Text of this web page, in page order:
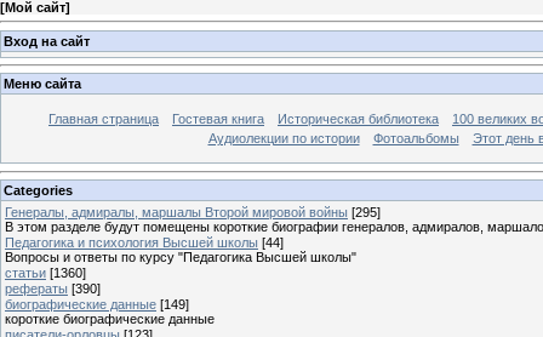
[Мой сайт]
Вход на сайт
Меню сайта
Главная страница Гостевая книга Историческая библиотека
100 великих
Аудиолекции по истории
Фотоальбомы Этот день
Categories
Генералы, адмиралы, маршалы Второй мировой войны [295]
В этом разделе будут помещены короткие биографии генералов, адмиралов,
Педагогика и психология Высшей школы [44]
Вопросы и ответы по курсу "Педагогика Высшей школы"
статьи [1360]
рефераты [390]
биографические данные [149]
короткие биографические данные